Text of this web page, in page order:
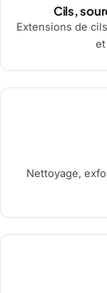
Cils,
Extensions de
Nettoyage,